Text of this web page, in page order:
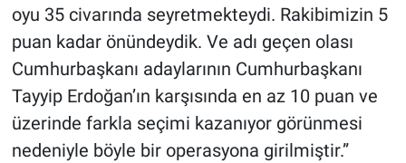
oyu 35 civarında seyretmekteydi. Rakibimizin 5
puan kadar önündeydik. Ve adı geçen olası
Cumhurbaşkanı adaylarının Cumhurbaşkanı
Tayyip Erdoğan’ın karşısında en az 10 puan ve
üzerinde farkla seçimi kazanıyor görünmesi
nedeniyle böyle bir operasyona girilmiştir.”